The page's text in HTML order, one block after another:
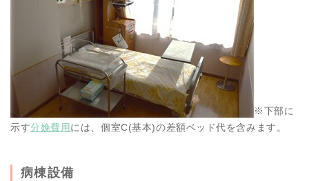
※下部に
示す分娩費用には、個室C(基本)の差額ベッド代を含みます。
病棟設備